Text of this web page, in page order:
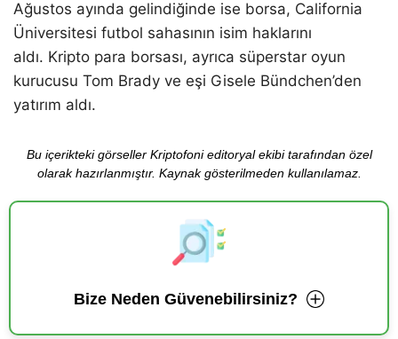
Ağustos ayında gelindiğinde ise borsa, California
Üniversitesi futbol sahasının isim haklarını
aldı. Kripto para borsası, ayrıca süperstar oyun
kurucusu Tom Brady ve eşi Gisele Bündchen’den
yatırım aldı.
Bu içerikteki görseller Kriptofoni editoryal ekibi tarafından özel
olarak hazırlanmıştır. Kaynak gösterilmeden kullanılamaz.
Bize Neden Güvenebilirsiniz?